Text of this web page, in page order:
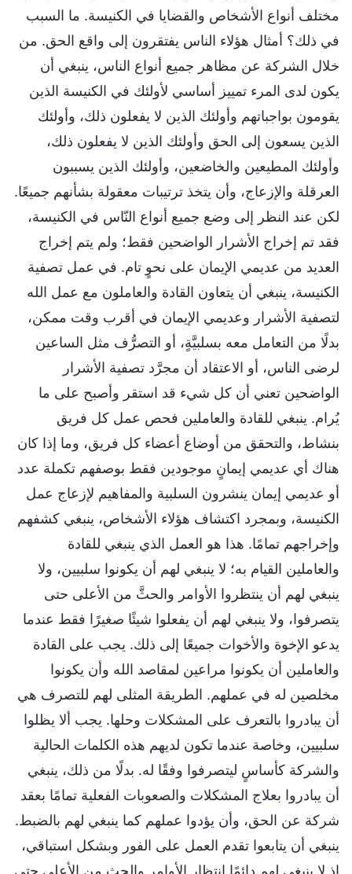
مختلف أنواع الأشخاص والقضايا في الكنيسة. ما السبب
في ذلك؟ أمثال هؤلاء الناس يفتقرون إلى واقع الحق. من
خلال الشركة عن مظاهر جميع أنواع الناس، ينبغي أن
يكون لدى المرء تمييز أساسي لأولئك في الكنيسة الذين
يقومون بواجباتهم وأولئك الذين لا يفعلون ذلك، وأولئك
الذين يسعون إلى الحق وأولئك الذين لا يفعلون ذلك،
وأولئك المطيعين والخاضعين، وأولئك الذين يسببون
العرقلة والإزعاج، وأن يتخذ ترتيبات معقولة بشأنهم جميعًا.
لكن عند النظر إلى وضع جميع أنواع النّاس في الكنيسة،
فقد تم إخراج الأشرار الواضحين فقط؛ ولم يتم إخراج
العديد من عديمي الإيمان على نحوٍ تام. في عمل تصفية
الكنيسة، ينبغي أن يتعاون القادة والعاملون مع عمل الله
لتصفية الأشرار وعديمي الإيمان في أقرب وقت ممكن،
بدلًا من التعامل معه بسلبيَّةٍ، أو التصرُّف مثل الساعين
لرضى الناس، أو الاعتقاد أن مجرَّد تصفية الأشرار
الواضحين تعني أن كل شيء قد استقر وأصبح على ما
يُرام. ينبغي للقادة والعاملين فحص عمل كل فريق
بنشاط، والتحقق من أوضاع أعضاء كل فريق، وما إذا كان
هناك أي عديمي إيمانٍ موجودين فقط بوصفهم تكملة عدد
أو عديمي إيمان ينشرون السلبية والمفاهيم لإزعاج عمل
الكنيسة، وبمجرد اكتشاف هؤلاء الأشخاص، ينبغي كشفهم
وإخراجهم تمامًا. هذا هو العمل الذي ينبغي للقادة
والعاملين القيام به؛ لا ينبغي لهم أن يكونوا سلبيين، ولا
ينبغي لهم أن ينتظروا الأوامر والحثَّ من الأعلى حتى
يتصرفوا، ولا ينبغي لهم أن يفعلوا شيئًا صغيرًا فقط عندما
يدعو الإخوة والأخوات جميعًا إلى ذلك. يجب على القادة
والعاملين أن يكونوا مراعين لمقاصد الله وأن يكونوا
مخلصين له في عملهم. الطريقة المثلى لهم للتصرف هي
أن يبادروا بالتعرف على المشكلات وحلها. يجب ألا يظلوا
سلبيين، وخاصة عندما تكون لديهم هذه الكلمات الحالية
والشركة كأساسٍ ليتصرفوا وفقًا له. بدلًا من ذلك، ينبغي
أن يبادروا بعلاج المشكلات والصعوبات الفعلية تمامًا بعقد
شركة عن الحق، وأن يؤدوا عملهم كما ينبغي لهم بالضبط.
ينبغي أن يتابعوا تقدم العمل على الفور وبشكل استباقي،
إذ لا ينبغي لهم دائمًا انتظار الأوامر والحث من الأعلى حتى